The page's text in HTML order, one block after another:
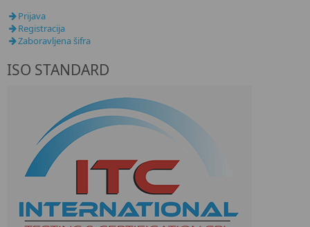
Prijava
Registracija
Zaboravljena šifra
ISO STANDARD